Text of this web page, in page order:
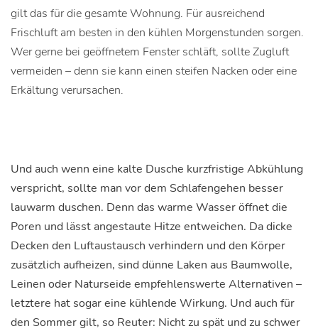
gilt das für die gesamte Wohnung. Für ausreichend
Frischluft am besten in den kühlen Morgenstunden sorgen.
Wer gerne bei geöffnetem Fenster schläft, sollte Zugluft
vermeiden – denn sie kann einen steifen Nacken oder eine
Erkältung verursachen.
Und auch wenn eine kalte Dusche kurzfristige Abkühlung
verspricht, sollte man vor dem Schlafengehen besser
lauwarm duschen. Denn das warme Wasser öffnet die
Poren und lässt angestaute Hitze entweichen. Da dicke
Decken den Luftaustausch verhindern und den Körper
zusätzlich aufheizen, sind dünne Laken aus Baumwolle,
Leinen oder Naturseide empfehlenswerte Alternativen –
letztere hat sogar eine kühlende Wirkung. Und auch für
den Sommer gilt, so Reuter: Nicht zu spät und zu schwer